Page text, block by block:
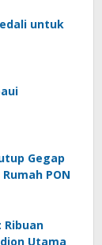
untuk
Gegap
PON
Ribuan
Utama